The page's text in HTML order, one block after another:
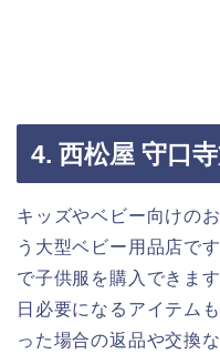
4. 西松屋 守口
キッズやベビー向けの
う大型ベビー用品店で
で子供服を購入できま
日必要になるアイテム
った場合の返品や交換